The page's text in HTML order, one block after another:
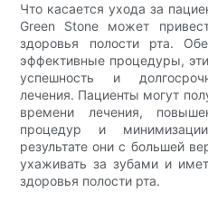
Что касается ухода за
Green Stone может
здоровья полости рта.
эффективные процедуры,
успешность и
лечения. Пациенты могут
времени лечения,
процедур и
результате они с большей
ухаживать за зубами и
здоровья полости рта.